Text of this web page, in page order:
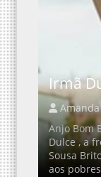
Irmã
Anjo Bom
Dulce , a
Sousa
aos